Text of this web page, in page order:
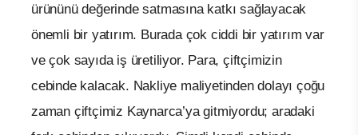
ürününü değerinde satmasına katkı sağlayacak
önemli bir yatırım. Burada çok ciddi bir yatırım var
ve çok sayıda iş üretiliyor. Para, çiftçimizin
cebinde kalacak. Nakliye maliyetinden dolayı çoğu
zaman çiftçimiz Kaynarca’ya gitmiyordu; aradaki